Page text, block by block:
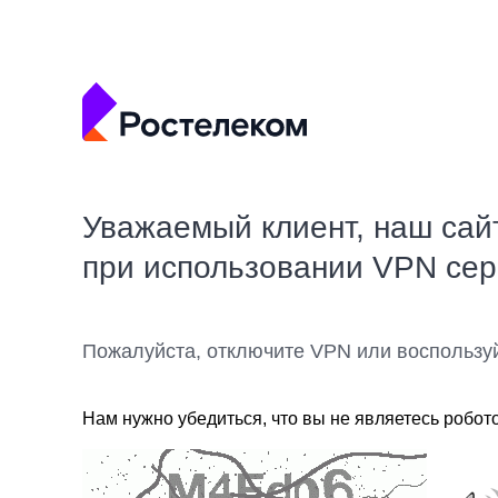
Уважаемый клиент, наш
при использовании VPN
Пожалуйста, отключите VPN или
Нам нужно убедиться, что вы не являетесь